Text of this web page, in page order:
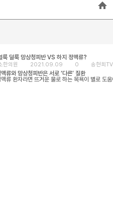
룩 덜룩 망상청피반 VS 하지 정맥류?
한의원 2021.09.09 0 송현희
류와 망상청피반은 서로 ‘다른’ 질환
류 환자라면 뜨거운 물로 하는 목욕이 별로 도